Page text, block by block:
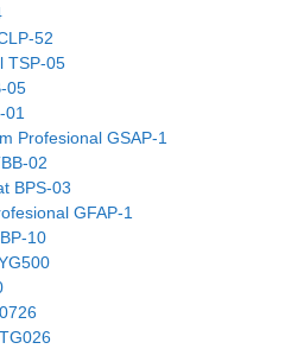
52
TSP-05
05
01
Profesional GSAP-1
02
BPS-03
GFAP-1
10